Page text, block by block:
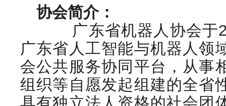
协会简介：
广东省机器人协会于
广东省人工智能与机器人领
会公共服务协同平台，从事
组织等自愿发起组建的全省